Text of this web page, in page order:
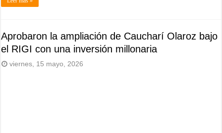
Aprobaron la ampliación de Caucharí Olaroz bajo
el RIGI con una inversión millonaria
viernes, 15 mayo, 2026